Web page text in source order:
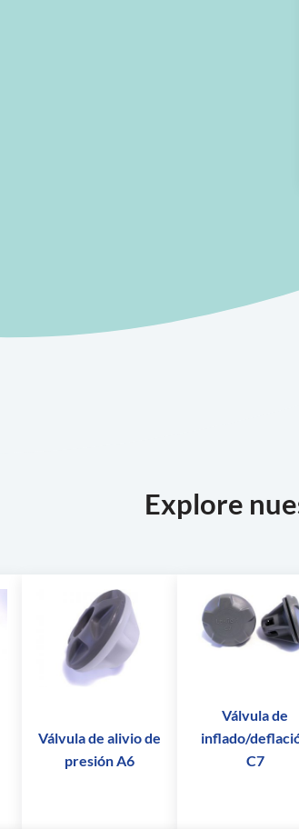
Explore
Válvula de alivio de
presión A6
Válvula de
inflado/
C7